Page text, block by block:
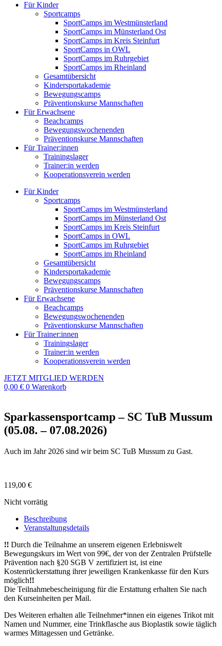
Für Kinder
Sportcamps
SportCamps im Westmünsterland
SportCamps im Münsterland Ost
SportCamps im Kreis Steinfurt
SportCamps in OWL
SportCamps im Ruhrgebiet
SportCamps im Rheinland
Gesamtübersicht
Kindersportakademie
Bewegungscamps
Präventionskurse Mannschaften
Für Erwachsene
Beachcamps
Bewegungswochenenden
Präventionskurse Mannschaften
Für Trainer:innen
Trainingslager
Trainer:in werden
Kooperationsverein werden
Für Kinder
Sportcamps
SportCamps im Westmünsterland
SportCamps im Münsterland Ost
SportCamps im Kreis Steinfurt
SportCamps in OWL
SportCamps im Ruhrgebiet
SportCamps im Rheinland
Gesamtübersicht
Kindersportakademie
Bewegungscamps
Präventionskurse Mannschaften
Für Erwachsene
Beachcamps
Bewegungswochenenden
Präventionskurse Mannschaften
Für Trainer:innen
Trainingslager
Trainer:in werden
Kooperationsverein werden
JETZT MITGLIED WERDEN
0,00 € 0 Warenkorb
Sparkassensportcamp – SC TuB Mussum
(05.08. – 07.08.2026)
Auch im Jahr 2026 sind wir beim SC TuB Mussum zu Gast.
119,00 €
Nicht vorrätig
Beschreibung
Veranstaltungsdetails
!! Durch die Teilnahme an unserem eigenen Erlebniswelt
Bewegungskurs im Wert von 99€, der von der Zentralen Prüfstelle
Prävention nach §20 SGB V zertifiziert ist, ist eine
Kostenrückerstattung ihrer jeweiligen Krankenkasse für den Kurs
möglich!!
Die Teilnahmebescheinigung für die Erstattung erhalten Sie nach
den Kurseinheiten per Mail.
Des Weiteren erhalten alle Teilnehmer*innen ein eigenes Trikot mit
Namen und Nummer, eine Trinkflasche aus Bioplastik sowie täglich
warmes Mittagessen und Getränke.